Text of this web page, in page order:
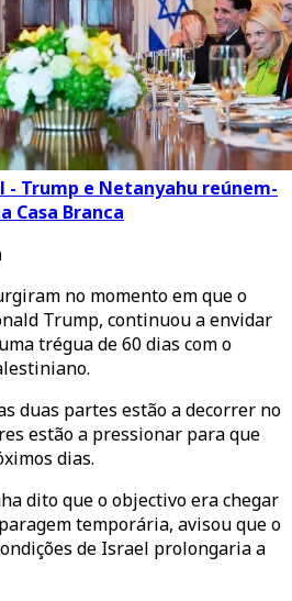
- Trump e Netanyahu reúnem-
Casa Branca
no momento em que o
Trump, continuou a envidar
trégua de 60 dias com o
duas partes estão a decorrer no
estão a pressionar para que
dias.
dito que o objectivo era chegar
temporária, avisou que o
de Israel prolongaria a